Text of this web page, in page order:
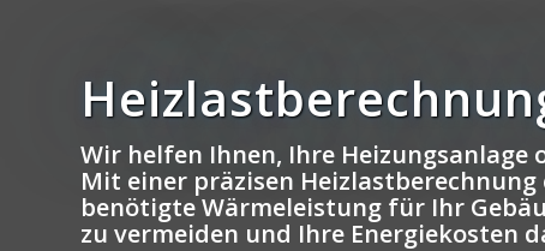
Wir helfen Ihnen, Ihre
Mit einer präzisen
benötigte Wärmeleistung für Ihr
zu vermeiden und Ihre Energiekosten